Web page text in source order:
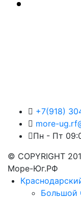
+7(918)
more-
Пн - Пт
© COPYRIGHT
Море-Юг.РФ
Большой